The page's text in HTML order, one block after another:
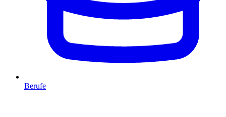
Berufe